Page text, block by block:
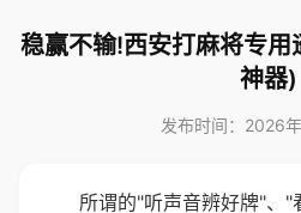
稳赢不输!西安打麻将专
神器)
发布时间：2026
所谓的"听声音辨好牌"、"